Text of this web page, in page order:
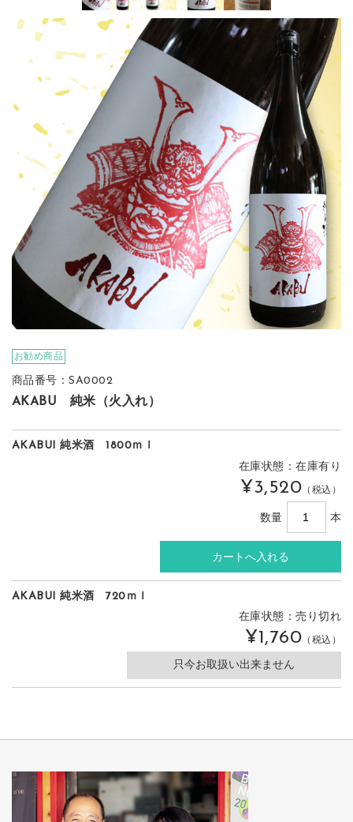
お勧め商品
商品番号：SA0002
AKABU 純米（火入れ）
AKABUI 純米酒 1800ｍｌ
在庫状態：在庫有り
¥3,520 （税込）
数量 本
AKABUI 純米酒 720ｍｌ
在庫状態：売り切れ
¥1,760 （税込）
只今お取扱い出来ません